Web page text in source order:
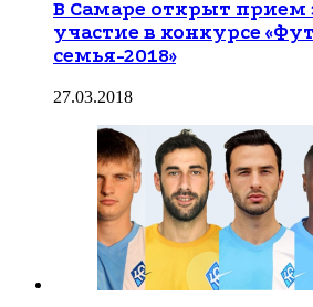
В Самаре открыт прием
участие в конкурсе
семья-2018»
27.03.2018